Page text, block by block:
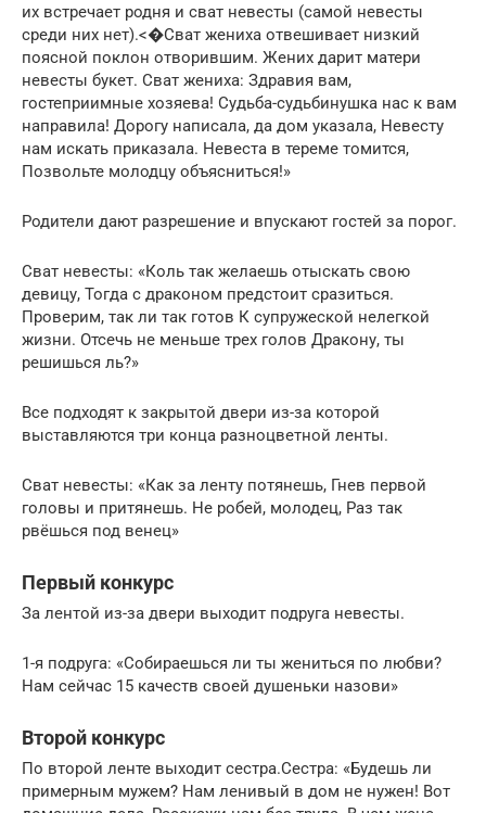
их встречает родня и сват невесты (самой невесты
среди них нет).<�Сват жениха отвешивает низкий
поясной поклон отворившим. Жених дарит матери
невесты букет. Сват жениха: Здравия вам,
гостеприимные хозяева! Судьба-судьбинушка нас к вам
направила! Дорогу написала, да дом указала, Невесту
нам искать приказала. Невеста в тереме томится,
Позвольте молодцу объясниться!»
Родители дают разрешение и впускают гостей за порог.
Сват невесты: «Коль так желаешь отыскать свою
девицу, Тогда с драконом предстоит сразиться.
Проверим, так ли так готов К супружеской нелегкой
жизни. Отсечь не меньше трех голов Дракону, ты
решишься ль?»
Все подходят к закрытой двери из-за которой
выставляются три конца разноцветной ленты.
Сват невесты: «Как за ленту потянешь, Гнев первой
головы и притянешь. Не робей, молодец, Раз так
рвёшься под венец»
Первый конкурс
За лентой из-за двери выходит подруга невесты.
1-я подруга: «Собираешься ли ты жениться по любви?
Нам сейчас 15 качеств своей душеньки назови»
Второй конкурс
По второй ленте выходит сестра.Сестра: «Будешь ли
примерным мужем? Нам ленивый в дом не нужен! Вот